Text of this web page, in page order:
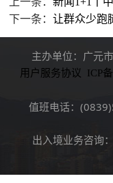
下一条：让群众少
主办单位：广元
用户服务协议 ICP
值班电话：
出入境业务咨询